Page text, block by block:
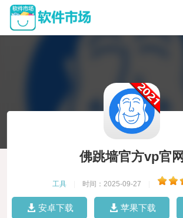
佛跳墙官方vp官网
工具 时间：2025-09-27
安卓下载 苹果下载